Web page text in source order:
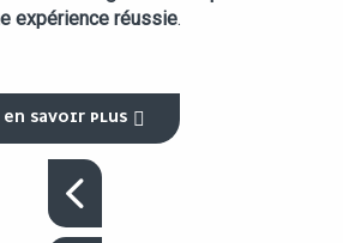
expérience réussie.
EN SAVOIR PLUS